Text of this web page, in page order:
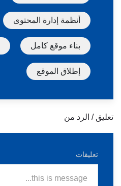
أنظمة إدارة المحتوى
بناء موقع كامل
إطلاق الموقع
تعليق / الرد من
تعليقات